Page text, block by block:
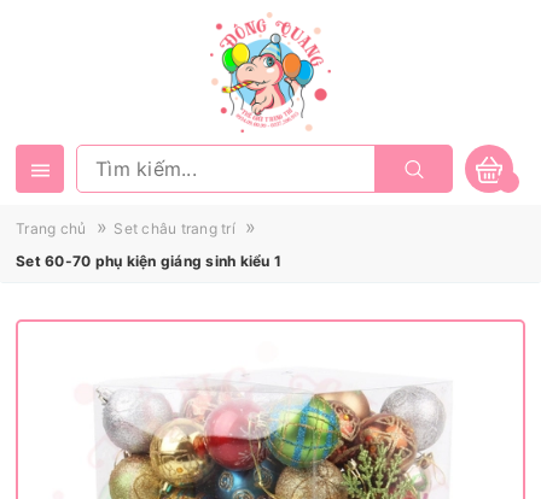
Trang chủ » Set châu trang trí »
Set 60-70 phụ kiện giáng sinh kiểu 1